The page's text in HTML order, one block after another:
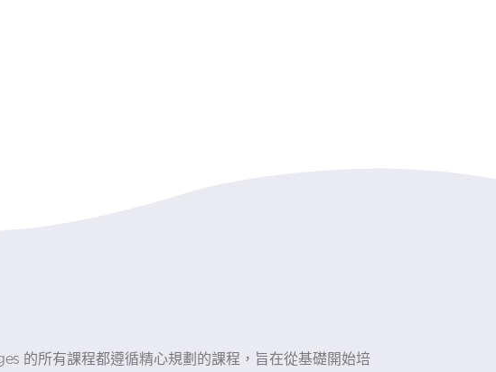
的所有課程都遵循精心規劃的課程，旨在從基礎開始培